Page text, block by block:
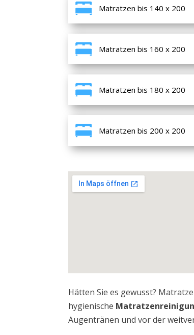
Matratzen bis 140 x 200
Matratzen bis 160 x 200
Matratzen bis 180 x 200
Matratzen bis 200 x 200
Hätten Sie es gewusst?
hygienische
Augentränen und vor der